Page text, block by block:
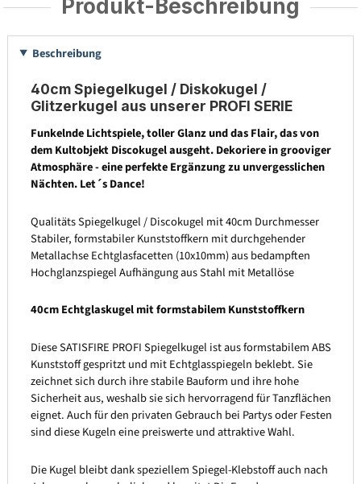
Produkt-Beschreibung
Beschreibung
40cm Spiegelkugel / Diskokugel /
Glitzerkugel aus unserer PROFI SERIE
Funkelnde Lichtspiele, toller Glanz und das Flair, das von
dem Kultobjekt Discokugel ausgeht. Dekoriere in grooviger
Atmosphäre - eine perfekte Ergänzung zu unvergesslichen
Nächten. Let´s Dance!
Qualitäts Spiegelkugel / Discokugel mit 40cm Durchmesser
Stabiler, formstabiler Kunststoffkern mit durchgehender
Metallachse Echtglasfacetten (10x10mm) aus bedampften
Hochglanzspiegel Aufhängung aus Stahl mit Metallöse
40cm Echtglaskugel mit formstabilem Kunststoffkern
Diese SATISFIRE PROFI Spiegelkugel ist aus formstabilem ABS
Kunststoff gespritzt und mit Echtglasspiegeln beklebt. Sie
zeichnet sich durch ihre stabile Bauform und ihre hohe
Sicherheit aus, weshalb sie sich hervorragend für Tanzflächen
eignet. Auch für den privaten Gebrauch bei Partys oder Festen
sind diese Kugeln eine preiswerte und attraktive Wahl.
Die Kugel bleibt dank speziellem Spiegel-Klebstoff auch nach